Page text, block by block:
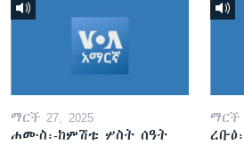
ማርች 27, 2025
ሐሙስ፡-ከምሽቱ ሦስት ሰዓት
ማርች